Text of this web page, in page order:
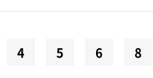
4 5 6 8